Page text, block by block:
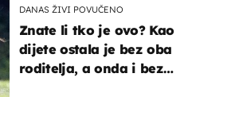
DANAS ŽIVI POVUČENO
Znate li tko je ovo? Kao
dijete ostala je bez oba
roditelja, a onda i bez